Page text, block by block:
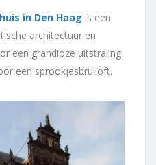
in Den Haag is een
architectuur en
een grandioze uitstraling
een sprookjesbruiloft.